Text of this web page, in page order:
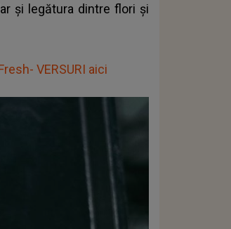
și legătura dintre flori și
VERSURI aici